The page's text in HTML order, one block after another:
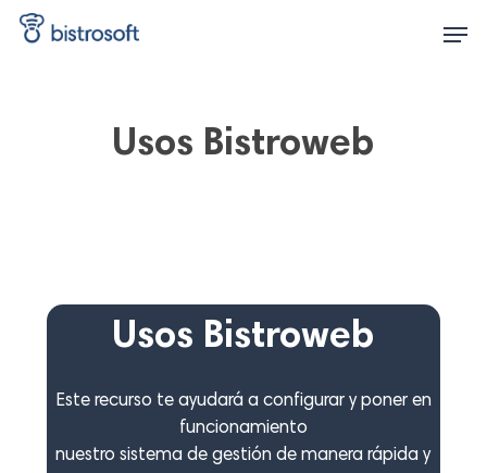
Skip
Usos Bistroweb
Usos Bistroweb
Este recurso te ayudará a configurar y poner en
funcionamiento
nuestro sistema de gestión de manera rápida y